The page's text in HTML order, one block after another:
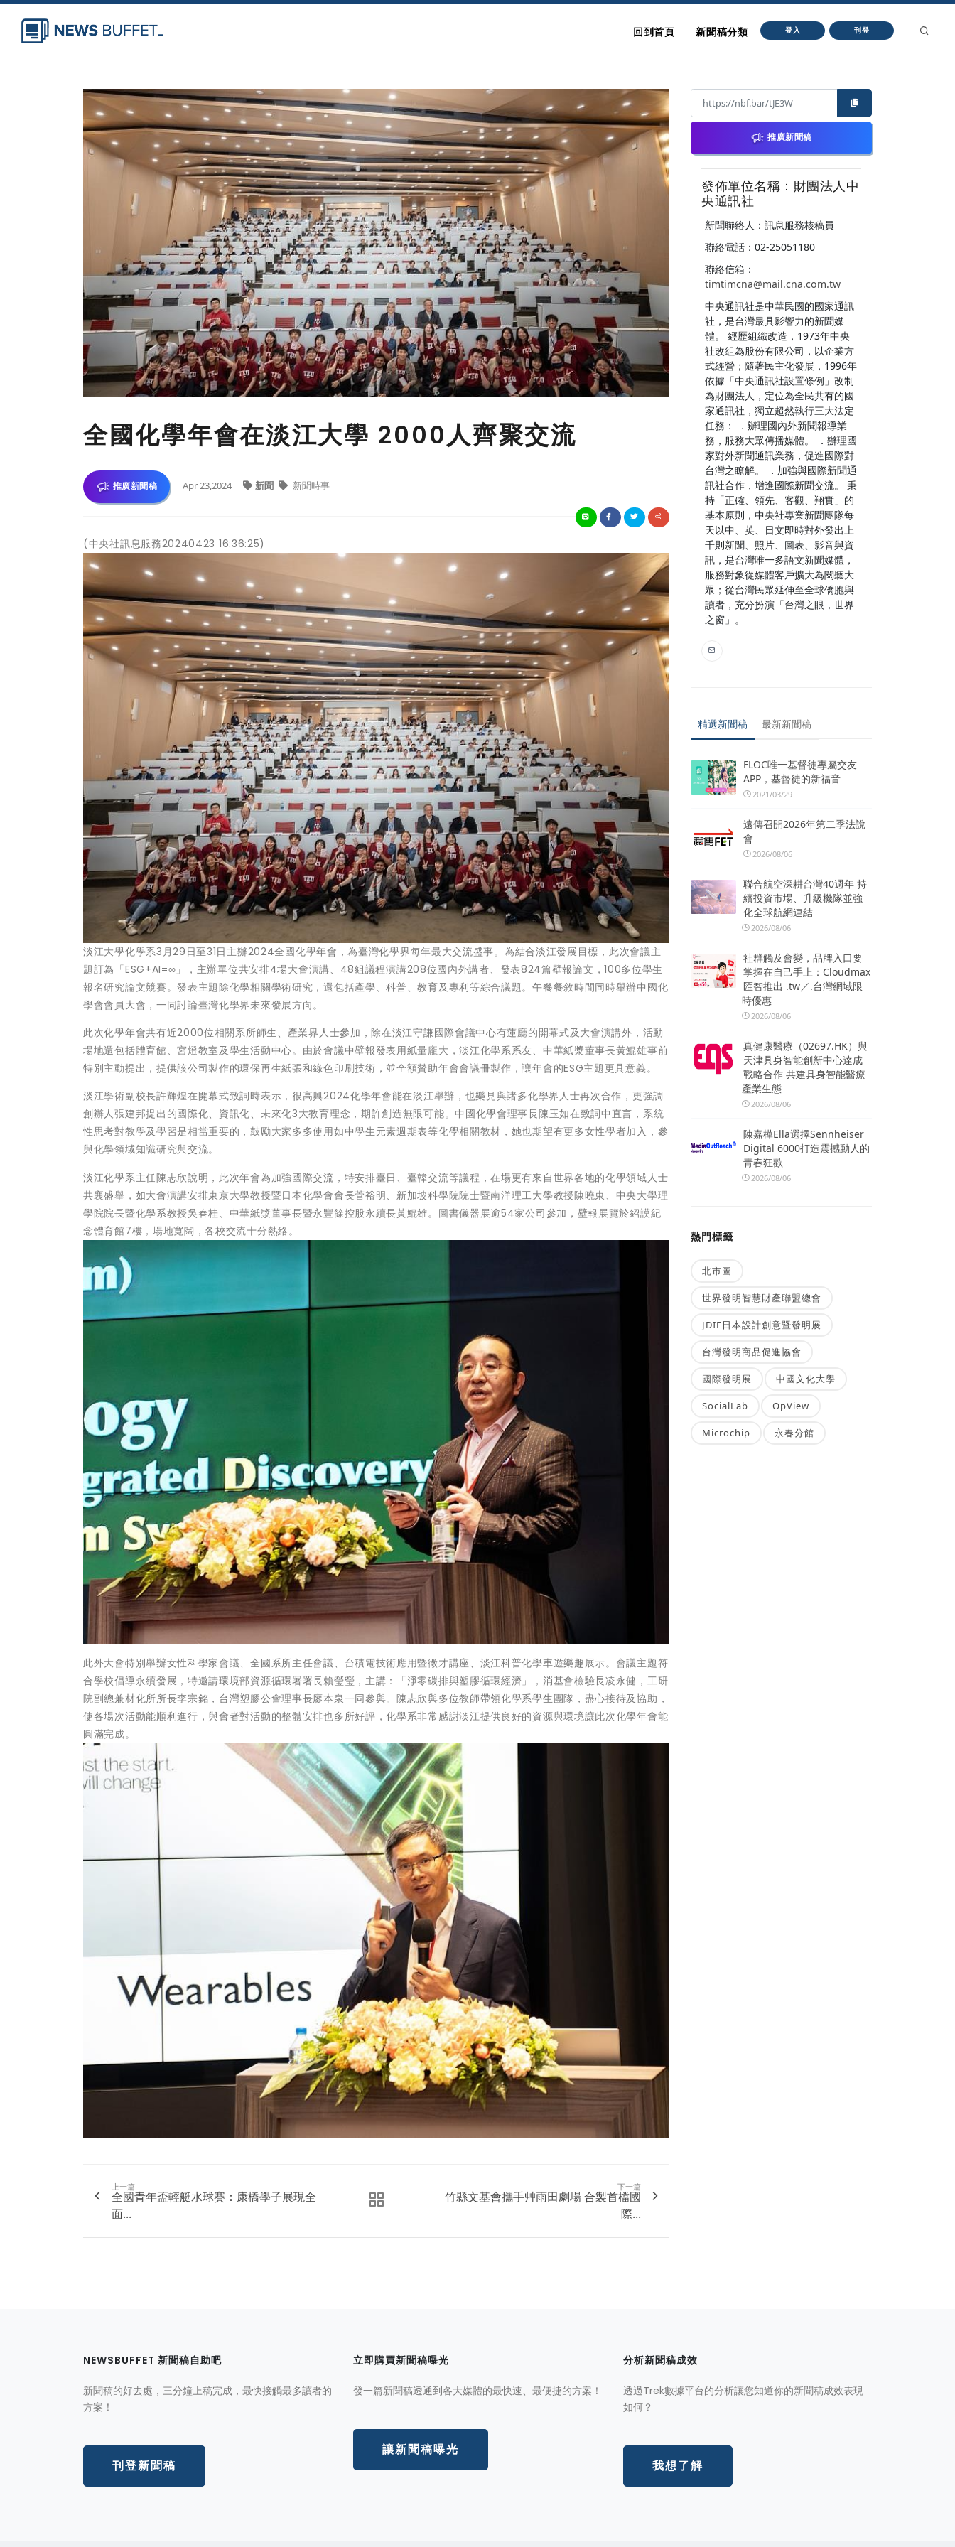
回到首頁 新聞稿分類 登入 刊登
全國化學年會在淡江大學 2000人齊聚交流
推廣新聞稿 Apr 23,2024 新聞 新聞時事
(中央社訊息服務20240423 16:36:25)
淡江大學化學系3月29日至31日主辦2024全國化學年會，為臺灣化學界每年最大交流盛事。為結合淡江發展目標，此次會議主
題訂為「ESG+AI=∞」，主辦單位共安排4場大會演講、48組議程演講208位國內外講者、發表824篇壁報論文，100多位學生
報名研究論文競賽。發表主題除化學相關學術研究，還包括產學、科普、教育及專利等綜合議題。午餐餐敘時間同時舉辦中國化
學會會員大會，一同討論臺灣化學界未來發展方向。
此次化學年會共有近2000位相關系所師生、產業界人士參加，除在淡江守謙國際會議中心有蓮廳的開幕式及大會演講外，活動
場地還包括體育館、宮燈教室及學生活動中心。由於會議中壁報發表用紙量龐大，淡江化學系系友、中華紙漿董事長黃鯤雄事前
特別主動提出，提供該公司製作的環保再生紙張和綠色印刷技術，並全額贊助年會會議冊製作，讓年會的ESG主題更具意義。
淡江學術副校長許輝煌在開幕式致詞時表示，很高興2024化學年會能在淡江舉辦，也樂見與諸多化學界人士再次合作，更強調
創辦人張建邦提出的國際化、資訊化、未來化3大教育理念，期許創造無限可能。中國化學會理事長陳玉如在致詞中直言，系統
性思考對教學及學習是相當重要的，鼓勵大家多多使用如中學生元素週期表等化學相關教材，她也期望有更多女性學者加入，參
與化學領域知識研究與交流。
淡江化學系主任陳志欣說明，此次年會為加強國際交流，特安排臺日、臺韓交流等議程，在場更有來自世界各地的化學領域人士
共襄盛舉，如大會演講安排東京大學教授暨日本化學會會長菅裕明、新加坡科學院院士暨南洋理工大學教授陳曉東、中央大學理
學院院長暨化學系教授吳春桂、中華紙漿董事長暨永豐餘控股永續長黃鯤雄。圖書儀器展逾54家公司參加，壁報展覽於紹謨紀
念體育館7樓，場地寬闊，各校交流十分熱絡。
此外大會特別舉辦女性科學家會議、全國系所主任會議、台積電技術應用暨徵才講座、淡江科普化學車遊樂趣展示。會議主題符
合學校倡導永續發展，特邀請環境部資源循環署署長賴瑩瑩，主講：「淨零碳排與塑膠循環經濟」，消基會檢驗長凌永健，工研
院副總兼材化所所長李宗銘，台灣塑膠公會理事長廖本泉一同參與。陳志欣與多位教師帶領化學系學生團隊，盡心接待及協助，
使各場次活動能順利進行，與會者對活動的整體安排也多所好評，化學系非常感謝淡江提供良好的資源與環境讓此次化學年會能
圓滿完成。
上一篇
全國青年盃輕艇水球賽：康橋學子展現全
面...
下一篇
竹縣文基會攜手艸雨田劇場 合製首檔國
際...
推廣新聞稿
發佈單位名稱：財團法人中
央通訊社
新聞聯絡人：訊息服務核稿員
聯絡電話：02-25051180
聯絡信箱：
timtimcna@mail.cna.com.tw
中央通訊社是中華民國的國家通訊
社，是台灣最具影響力的新聞媒
體。 經歷組織改造，1973年中央
社改組為股份有限公司，以企業方
式經營；隨著民主化發展，1996年
依據「中央通訊社設置條例」改制
為財團法人，定位為全民共有的國
家通訊社，獨立超然執行三大法定
任務： ．辦理國內外新聞報導業
務，服務大眾傳播媒體。 ．辦理國
家對外新聞通訊業務，促進國際對
台灣之瞭解。 ．加強與國際新聞通
訊社合作，增進國際新聞交流。 秉
持「正確、領先、客觀、翔實」的
基本原則，中央社專業新聞團隊每
天以中、英、日文即時對外發出上
千則新聞、照片、圖表、影音與資
訊，是台灣唯一多語文新聞媒體，
服務對象從媒體客戶擴大為閱聽大
眾；從台灣民眾延伸至全球僑胞與
讀者，充分扮演「台灣之眼，世界
之窗」。
精選新聞稿 最新新聞稿
FLOC唯一基督徒專屬交友
APP，基督徒的新福音
2021/03/29
遠傳召開2026年第二季法說
會
2026/08/06
聯合航空深耕台灣40週年 持
續投資市場、升級機隊並強
化全球航網連結
2026/08/06
社群觸及會變，品牌入口要
掌握在自己手上：Cloudmax
匯智推出 .tw／.台灣網域限
時優惠
2026/08/06
真健康醫療（02697.HK）與
天津具身智能創新中心達成
戰略合作 共建具身智能醫療
產業生態
2026/08/06
陳嘉樺Ella選擇Sennheiser
Digital 6000打造震撼動人的
青春狂歡
2026/08/06
熱門標籤
北市圖
世界發明智慧財產聯盟總會
JDIE日本設計創意暨發明展
台灣發明商品促進協會
國際發明展 中國文化大學
SocialLab OpView
Microchip 永春分館
NEWSBUFFET 新聞稿自助吧
新聞稿的好去處，三分鐘上稿完成，最快接觸最多讀者的
方案！
刊登新聞稿
立即購買新聞稿曝光
發一篇新聞稿透通到各大媒體的最快速、最便捷的方案！
讓新聞稿曝光
分析新聞稿成效
透過Trek數據平台的分析讓您知道你的新聞稿成效表現
如何？
我想了解